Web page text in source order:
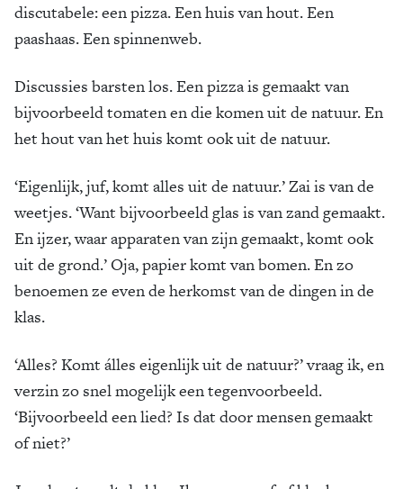
discutabele: een pizza. Een huis van hout. Een
paashaas. Een spinnenweb.
Discussies barsten los. Een pizza is gemaakt van
bijvoorbeeld tomaten en die komen uit de natuur. En
het hout van het huis komt ook uit de natuur.
‘Eigenlijk, juf, komt alles uit de natuur.’ Zai is van de
weetjes. ‘Want bijvoorbeeld glas is van zand gemaakt.
En ijzer, waar apparaten van zijn gemaakt, komt ook
uit de grond.’ Oja, papier komt van bomen. En zo
benoemen ze even de herkomst van de dingen in de
klas.
‘Alles? Komt álles eigenlijk uit de natuur?’ vraag ik, en
verzin zo snel mogelijk een tegenvoorbeeld.
‘Bijvoorbeeld een lied? Is dat door mensen gemaakt
of niet?’